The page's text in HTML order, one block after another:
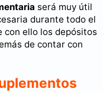
será muy útil
durante todo el
con ello los depósitos
de contar con